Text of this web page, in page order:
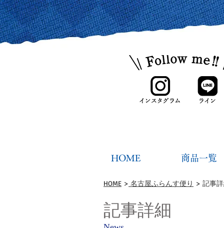
HOME 商品一覧
HOME > 名古屋ふらんす便り > 記事
記事詳細